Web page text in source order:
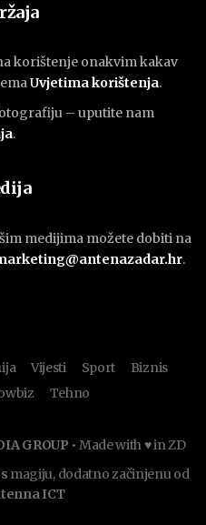
korištenje onakvim kakav
Uvjetima korištenja.
– uputite nam
.
medijima možete dobiti na
.
Vijesti Sport
Biznis
Tehno
GROUP • Made with ♥ in ZD
magiju, dodatno začinjenu od
ICT